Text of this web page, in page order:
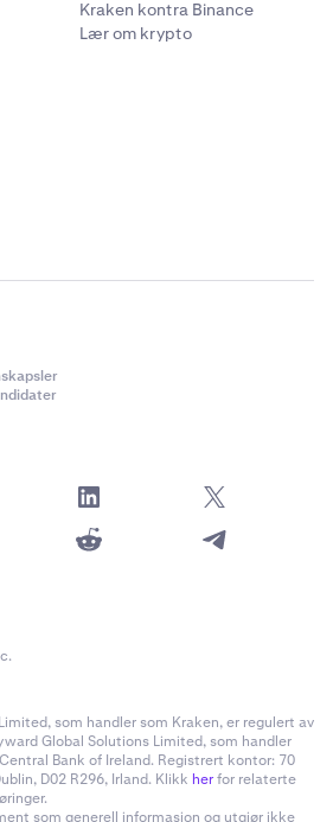
Kraken kontra Binance
Lær om krypto
som handler som Kraken, er regulert av
Global Solutions Limited, som handler
Bank of Ireland. Registrert kontor: 70
D02 R296, Irland. Klikk herfor relaterte
som generell informasjon og utgjør ikke